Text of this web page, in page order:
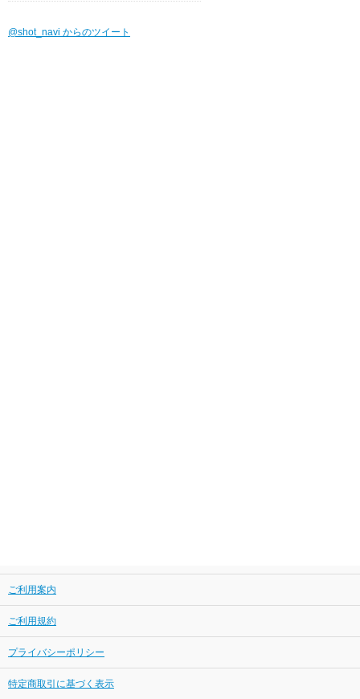
@shot_navi からのツイート
ご利用案内
ご利用規約
プライバシーポリシー
特定商取引に基づく表示